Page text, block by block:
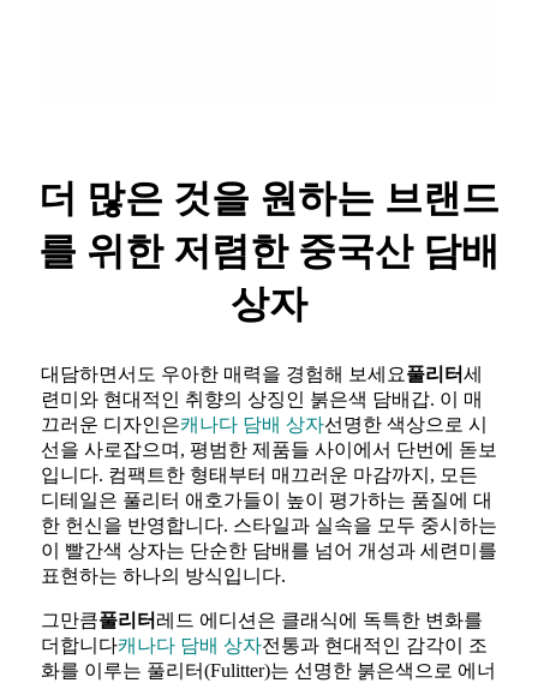
더 많은 것을 원하는 브랜드
를 위한 저렴한 중국산 담배
상자
대담하면서도 우아한 매력을 경험해 보세요풀리터세
련미와 현대적인 취향의 상징인 붉은색 담배갑. 이 매
끄러운 디자인은캐나다 담배 상자선명한 색상으로 시
선을 사로잡으며, 평범한 제품들 사이에서 단번에 돋보
입니다. 컴팩트한 형태부터 매끄러운 마감까지, 모든
디테일은 풀리터 애호가들이 높이 평가하는 품질에 대
한 헌신을 반영합니다. 스타일과 실속을 모두 중시하는
이 빨간색 상자는 단순한 담배를 넘어 개성과 세련미를
표현하는 하나의 방식입니다.
그만큼풀리터 레드 에디션은 클래식에 독특한 변화를
더합니다캐나다 담배 상자전통과 현대적인 감각이 조
화를 이루는 풀리터(Fulitter)는 선명한 붉은색으로 에너